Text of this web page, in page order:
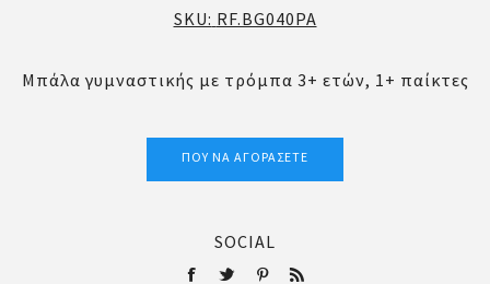
SKU: RF.BG040PA
Μπάλα γυμναστικής με τρόμπα 3+ ετών, 1+ παίκτες
ΠΟΎ ΝΑ ΑΓΟΡΆΣΕΤΕ
SOCIAL